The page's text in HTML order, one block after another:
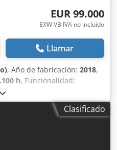
EUR 99.000
EXW VB IVA no incluído
Llamar
, Año de fabricación: 2018,
h, Funcionalidad:
corriente de entrada:
8.000 mm, peso total:
, corriente de
Clasificado